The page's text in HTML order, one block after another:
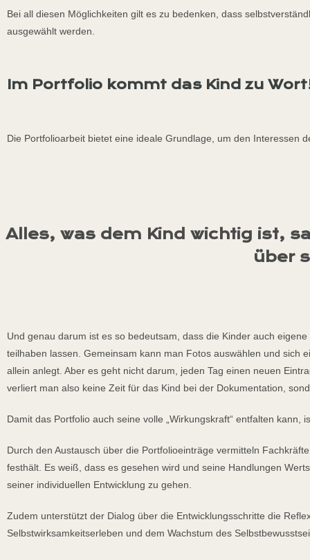
Bei all diesen Möglichkeiten gilt es zu bedenken, dass
ausgewählt werden.
Im Portfolio kommt das Kind zu
Die Portfolioarbeit bietet eine ideale Grundlage, um den Interessen
Alles, was dem Kind wichtig ist,
über
Und genau darum ist es so bedeutsam, dass die Kinder auch
teilhaben lassen. Gemeinsam kann man Fotos auswählen und sich
allein anlegt. Aber es geht nicht darum, jeden Tag einen neuen
verliert man also keine Zeit für das Kind bei der Dokumentation,
Damit das Portfolio auch seine volle „Wirkungskraft“ entfalten
Durch den Austausch über die Portfolioeinträge vermitteln
festhält. Es weiß, dass es gesehen wird und seine Handlungen
seiner individuellen Entwicklung zu gehen.
Zudem unterstützt der Dialog über die Entwicklungsschritte die
Selbstwirksamkeitserleben und dem Wachstum des